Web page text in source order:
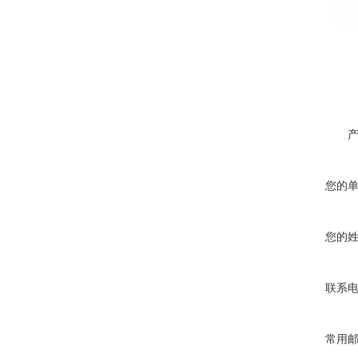
您的
您的
联系
常用